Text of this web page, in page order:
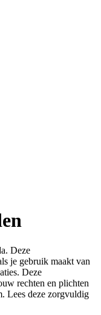
Deze
je gebruik maakt van
Deze
rechten en plichten
Lees deze zorgvuldig